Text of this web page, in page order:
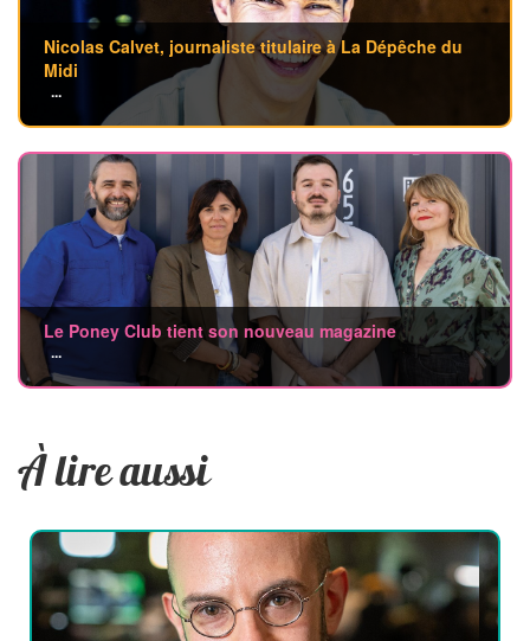
Nicolas Calvet, journaliste titulaire à La Dépêche du
Midi
...
Le Poney Club tient son nouveau magazine
...
À lire aussi